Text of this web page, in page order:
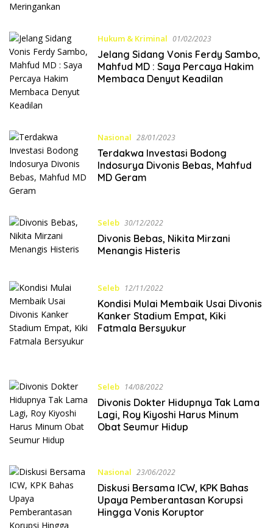
Hukum & Kriminal 01/02/2023
Jelang Sidang Vonis Ferdy Sambo,
Mahfud MD : Saya Percaya Hakim
Membaca Denyut Keadilan
Nasional 28/01/2023
Terdakwa Investasi Bodong
Indosurya Divonis Bebas, Mahfud
MD Geram
Seleb 30/12/2022
Divonis Bebas, Nikita Mirzani
Menangis Histeris
Seleb 12/11/2022
Kondisi Mulai Membaik Usai Divonis
Kanker Stadium Empat, Kiki
Fatmala Bersyukur
Seleb 14/08/2022
Divonis Dokter Hidupnya Tak Lama
Lagi, Roy Kiyoshi Harus Minum
Obat Seumur Hidup
Nasional 23/06/2022
Diskusi Bersama ICW, KPK Bahas
Upaya Pemberantasan Korupsi
Hingga Vonis Koruptor